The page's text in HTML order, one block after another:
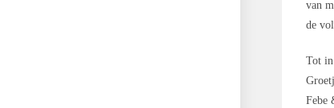
van
de
Tot
Febe